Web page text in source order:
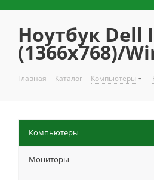
Ноутбук Dell
(1366x768)/
Главная - Каталог - Компьютеры -
Компьютеры
Мониторы